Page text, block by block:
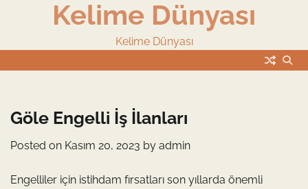
Kelime Dünyası
Kelime Dünyası
Göle Engelli İş İlanları
Posted on Kasım 20, 2023 by admin
Engelliler için istihdam fırsatları son yıllarda önemli